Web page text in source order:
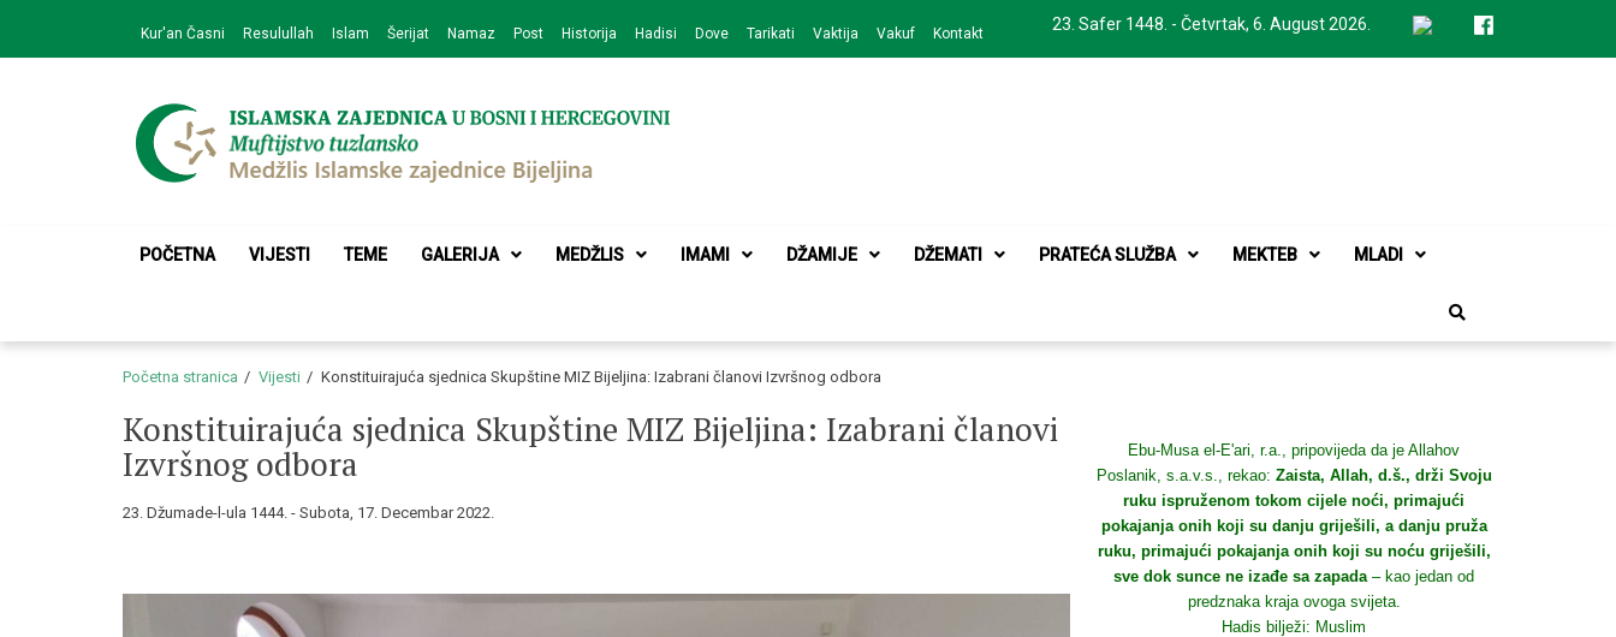
navigation
content
23. Safer 1448. - Četvrtak, 6. August 2026.
Kur'an Časni Resulullah Islam Šerijat Namaz Post Historija Hadisi Dove Tarikati Vaktija Vakuf Kontakt
Medžlis Islamske zajednice Bijeljina
POČETNA VIJESTI TEME GALERIJA MEDŽLIS IMAMI DŽAMIJE DŽEMATI PRATEĆA SLUŽBA MEKTEB MLADI
Početna stranica Vijesti Konstituirajuća sjednica Skupštine MIZ Bijeljina: Izabrani članovi Izvršnog odbora
Konstituirajuća sjednica Skupštine MIZ Bijeljina: Izabrani članovi
Izvršnog odbora
23. Džumade-l-ula 1444. - Subota, 17. Decembar 2022.
Ebu-Musa el-E'ari, r.a., pripovijeda da je Allahov
Poslanik, s.a.v.s., rekao: Zaista, Allah, d.š., drži Svoju
ruku ispruženom tokom cijele noći, primajući
pokajanja onih koji su danju griješili, a danju pruža
ruku, primajući pokajanja onih koji su noću griješili,
sve dok sunce ne izađe sa zapada– kao jedan od
predznaka kraja ovoga svijeta.
Hadis bilježi: Muslim